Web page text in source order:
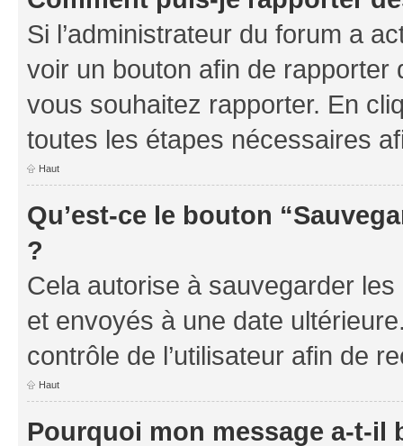
Si l’administrateur du forum a
voir un bouton afin de
vous souhaitez rapporter. En
toutes les étapes nécessaires
Haut
Qu’est-ce le bouton
?
Cela autorise à sauvegarder
et envoyés à une date
contrôle de l’utilisateur afin de
Haut
Pourquoi mon message a-t-il